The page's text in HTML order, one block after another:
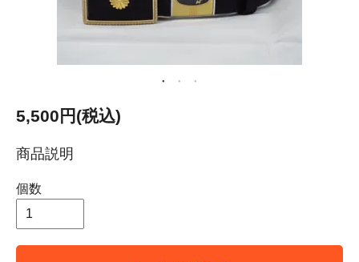
5,500円(税込)
商品説明
個数